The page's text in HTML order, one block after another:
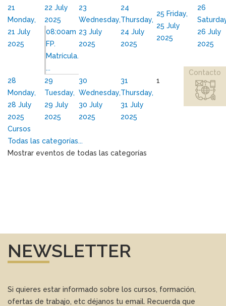
21
Monday,
21 July
2025
22 July
2025
08:00am
FP.
Matrícula.
...
23
Wednesday,
23 July
2025
24
Thursday,
24 July
2025
25 Friday,
25 July
2025
26
26 July
2025
28
Monday,
28 July
2025
29
Tuesday,
29 July
2025
30
Wednesday,
30 July
2025
31
Thursday,
31 July
2025
1 2
Cursos
Todas las categorías...
Mostrar eventos de todas las categorías
NEWSLETTER
Si quieres estar informado sobre los cursos, formación,
ofertas de trabajo, etc déjanos tu email. Recuerda que
Contacto